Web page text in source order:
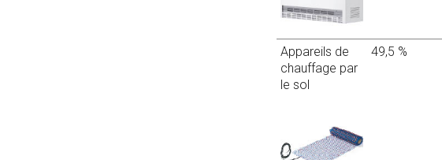
Appareils de
chauffage par
le sol
49,5 %